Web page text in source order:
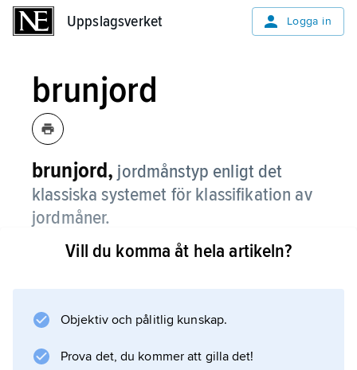
Uppslagsverket Logga in
brunjord
brunjord, jordmånstyp enligt det
klassiska systemet för klassifikation av
jordmåner.
Den kan ingå i bl.a. cambisols, regosols och
kännetecknas av en tunn förnahorisont och
urlakad på bl.a. järn och aluminium. Ler är
Vill du komma åt hela artikeln?
Objektiv och pålitlig kunskap.
Prova det, du kommer att gilla det!